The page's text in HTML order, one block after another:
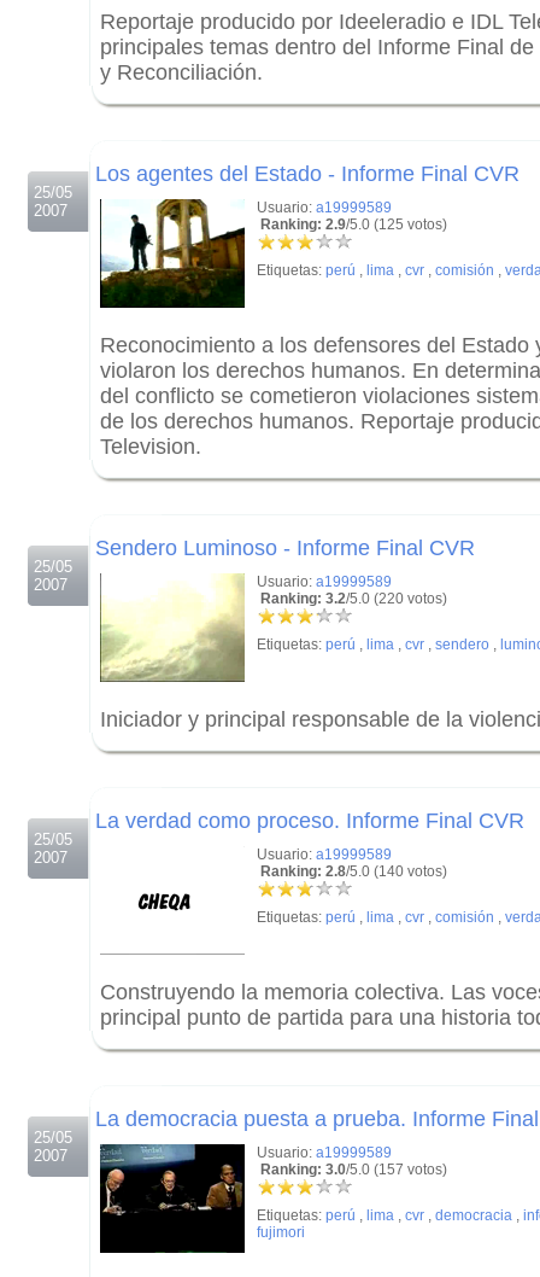
Reportaje producido por Ideeleradio e IDL
principales temas dentro del Informe Final
y Reconciliación.
25/05
2007
Los agentes del Estado - Informe Final CVR
Usuario: a19999589
Ranking: 2.9/5.0 (125 votos)
Etiquetas: perú , lima , cvr , comisión ,
Reconocimiento a los defensores del Estado
violaron los derechos humanos. En
del conflicto se cometieron violaciones
de los derechos humanos. Reportaje
Television.
25/05
2007
Sendero Luminoso - Informe Final CVR
Usuario: a19999589
Ranking: 3.2/5.0 (220 votos)
Etiquetas: perú , lima , cvr , sendero ,
Iniciador y principal responsable de la
25/05
2007
La verdad como proceso. Informe Final CVR
Usuario: a19999589
Ranking: 2.8/5.0 (140 votos)
Etiquetas: perú , lima , cvr , comisión ,
Construyendo la memoria colectiva. Las
principal punto de partida para una historia
25/05
2007
La democracia puesta a prueba. Informe
Usuario: a19999589
Ranking: 3.0/5.0 (157 votos)
Etiquetas: perú , lima , cvr , democracia ,
fujimori